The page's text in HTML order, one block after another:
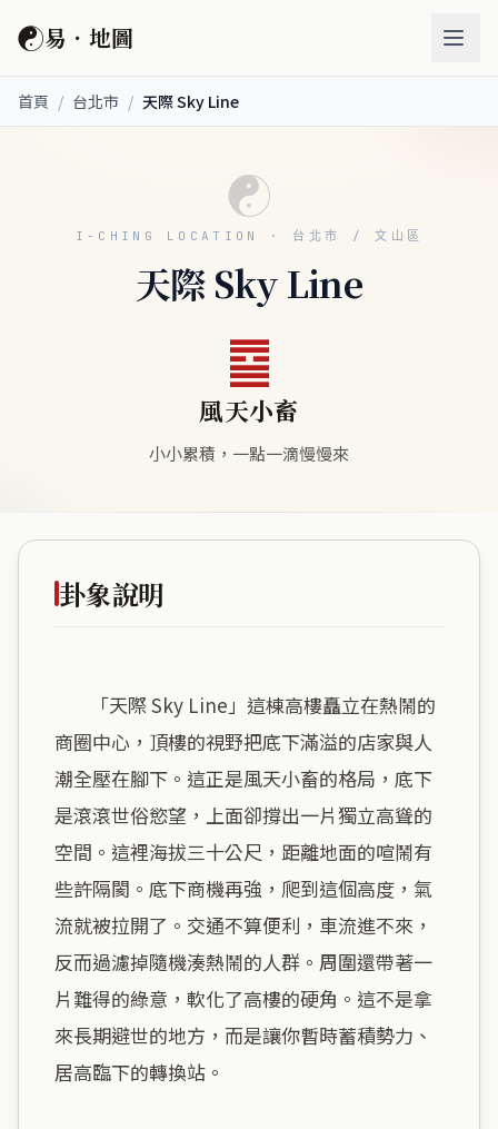
☯易．地圖
首頁 / 台北市 / 天際 Sky Line
☯
I-CHING LOCATION · 台北市 / 文山區
天際 Sky Line
䷈
風天小畜
小小累積，一點一滴慢慢來
卦象說明
商圈中心，頂樓的視野把底下滿溢的店家與人
潮全壓在腳下。這正是風天小畜的格局，底下
是滾滾世俗慾望，上面卻撐出一片獨立高聳的
空間。這裡海拔三十公尺，距離地面的喧鬧有
些許隔閡。底下商機再強，爬到這個高度，氣
流就被拉開了。交通不算便利，車流進不來，
反而過濾掉隨機湊熱鬧的人群。周圍還帶著一
片難得的綠意，軟化了高樓的硬角。這不是拿
來長期避世的地方，而是讓你暫時蓄積勢力、
居高臨下的轉換站。